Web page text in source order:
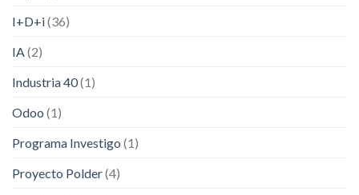
I+D+i(36)
IA(2)
Industria 40(1)
Odoo (1)
Programa Investigo (1)
Proyecto Polder(4)